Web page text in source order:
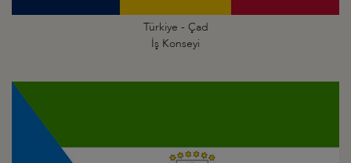
Türkiye - Çad
İş Konseyi